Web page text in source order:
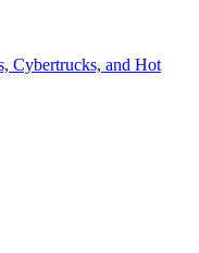
Cybertrucks, and Hot